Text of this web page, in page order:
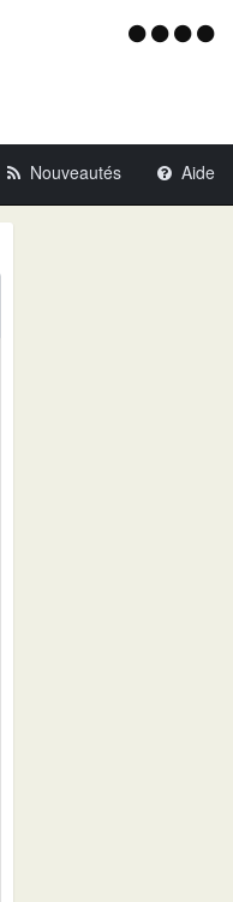
Menu
Nouveautés Aide